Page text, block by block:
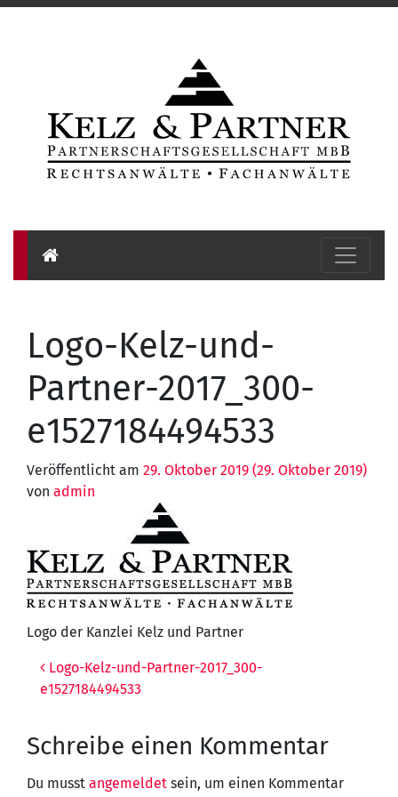
Logo-Kelz-und-
Partner-2017_300-
e1527184494533
Veröffentlicht am 29. Oktober 2019 (29. Oktober 2019)
von admin
Logo der Kanzlei Kelz und Partner
Beitragsnavigation
Logo-Kelz-und-Partner-2017_300-
e1527184494533
Schreibe einen Kommentar
Du musst angemeldet sein, um einen Kommentar